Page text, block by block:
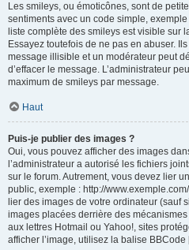
Les smileys, ou émoticônes, sont de
sentiments avec un code simple,
liste complète des smileys est visible sur
Essayez toutefois de ne pas en abuser.
message illisible et un modérateur peut
d’effacer le message. L’administrateur
maximum de smileys par message.
Haut
Puis-je publier des images ?
Oui, vous pouvez afficher des images
l’administrateur a autorisé les fichiers
sur le forum. Autrement, vous devez lier
public, exemple : http://
lier des images de votre ordinateur (sauf
images placées derrière des
aux lettres Hotmail ou Yahoo!, sites
afficher l’image, utilisez la balise BBCode